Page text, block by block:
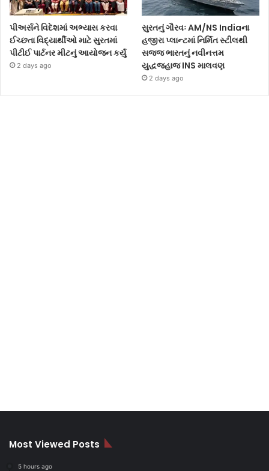
પીઅર્સને વિદેશમાં અભ્યાસ કરવા
ઈચ્છતા વિદ્યાર્થીઓ માટે સુરતમાં
પીટીઈ પાર્ટનર મીટનું આયોજન કર્યું
2 days ago
સુરતનું ગૌરવઃ AM/NS Indiaના
હજીરા પ્લાન્ટમાં નિર્મિત સ્ટીલથી
સજ્જ ભારતનું નવીનત્તમ
યુદ્ધજહાજ INS માલવણ
2 days ago
Most Viewed Posts
5 hours ago